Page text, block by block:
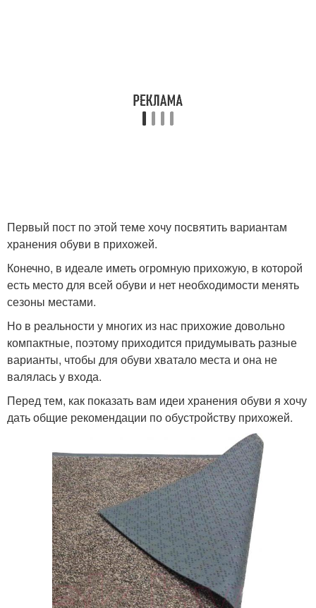
Первый пост по этой теме хочу посвятить вариантам
хранения обуви в прихожей.
Конечно, в идеале иметь огромную прихожую, в которой
есть место для всей обуви и нет необходимости менять
сезоны местами.
Но в реальности у многих из нас прихожие довольно
компактные, поэтому приходится придумывать разные
варианты, чтобы для обуви хватало места и она не
валялась у входа.
Перед тем, как показать вам идеи хранения обуви я хочу
дать общие рекомендации по обустройству прихожей.